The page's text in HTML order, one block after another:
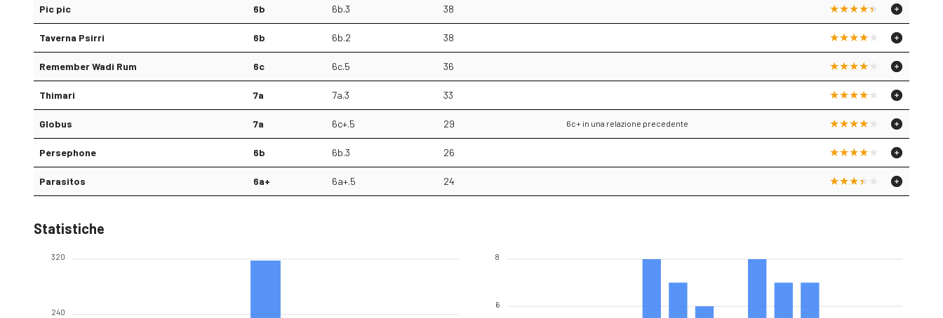
Pic pic 6b 6b.3 38
Taverna Psirri 6b 6b.2 38
Remember Wadi Rum 6c 6c.5 36
Thimari 7a 7a.3 33
Globus 7a 6c+.5 29 6c+ in una relazione precedente
Persephone 6b 6b.3 26
Parasitos 6a+ 6a+.5 24
Statistiche
320
240
8
6